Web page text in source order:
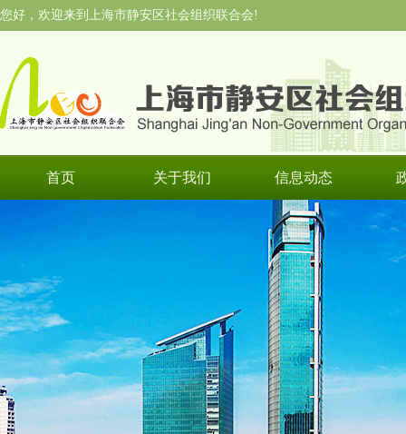
您好，欢迎来到上海市静安区社会组织联合会!
首页 关于我们 信息动态